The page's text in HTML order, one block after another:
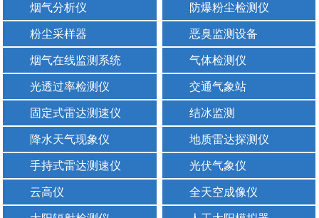
烟气分析仪 防爆粉尘检测仪
粉尘采样器 恶臭监测设备
烟气在线监测系统 气体检测仪
光透过率检测仪 交通气象站
固定式雷达测速仪 结冰监测
降水天气现象仪 地质雷达探测仪
手持式雷达测速仪 光伏气象仪
云高仪 全天空成像仪